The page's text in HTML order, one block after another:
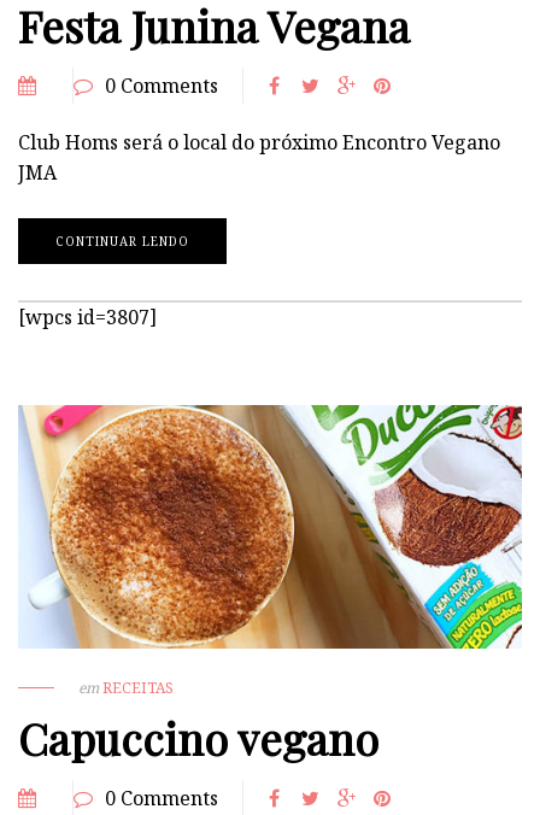
Festa Junina Vegana
0 Comments
Club Homs será o local do próximo Encontro Vegano
JMA
CONTINUAR LENDO
[wpcs id=3807]
emRECEITAS
Capuccino vegano
0 Comments